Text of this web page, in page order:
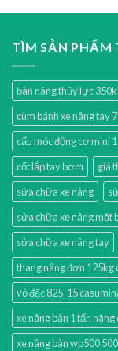
TÌM SẢN PHẨM
bàn nâng thủy lực
cùm bánh xe nâng tay
cẩu móc động cơ mini
cốt lắp tay bơm
giá
sửa chữa xe nâng
sửa chữa xe nâng mặt
sửa chữa xe nâng tay
thang nâng đơn 125kg
vỏ đặc 825-15
xe nâng bàn 1 tấn
xe nâng bàn wp500